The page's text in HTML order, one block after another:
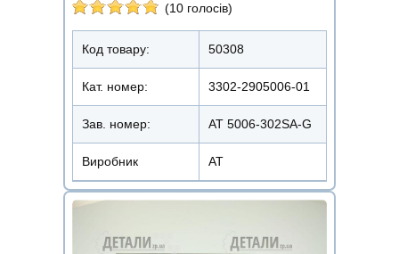
(10 голосів)
Код товару: 50308
Кат. номер: 3302-2905006-01
Зав. номер: AT 5006-302SA-G
Виробник АТ